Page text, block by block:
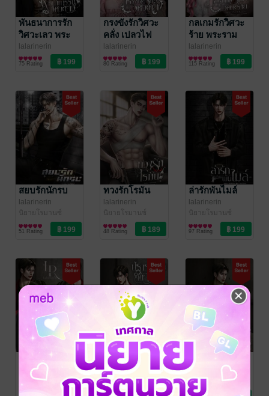
พันธนาการรัก
วิศวะเลว พระ
พาย
lalarinerin
นิยายโรมานซ์
75 Rating
กรงขังรักวิศวะ
คลั่ง เปลวไฟ
lalarinerin
นิยายโรมานซ์
80 Rating
กลเกมรักวิศวะ
ร้าย พระราม
lalarinerin
นิยายโรมานซ์
115 Rating
สยบรักนักรบ
lalarinerin
นิยายโรมานซ์
51 Rating
ทวงรักโรมัน
lalarinerin
นิยายโรมานซ์
48 Rating
ล่ารักพันไมล์
lalarinerin
นิยายโรมานซ์
97 Rating
ตอนพิเศษ สี่
หนุ่มวิศวะ
lalarinerin
นิยายโรมานซ์
ปรารถนาใต้
สิงห์
lalarinerin
นิยายโรมานซ์
คลั่งไคล้ใต้คลื่น
lalarinerin
นิยายโรมานซ์